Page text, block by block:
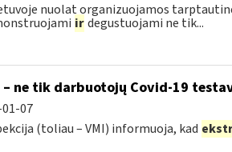
nuolat organizuojamos
ir degustuojami ne tik...
ne tik darbuotojų Covid-19
07
(toliau – VMI) informuoja, kad